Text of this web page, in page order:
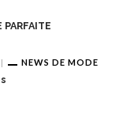
PARFAITE
NEWS DE MODE